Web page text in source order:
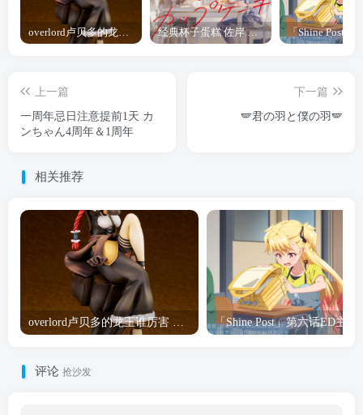
overlord卢贝多的龙王谁厉害 「Overlord」露普斯蕾琪娜·贝塔手办开订 经典杯子蛋糕 佐岸 漫画「经典杯子蛋糕」宣布真人日剧化
上一篇
一周年忌日注意提前1天 カ
ンちゃん4周年＆1周年
下一篇
🪽君の羽と僕の羽🪽
相关推荐
评论 抢沙发